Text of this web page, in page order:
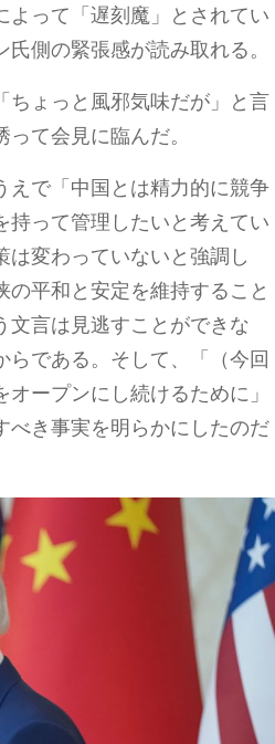
って「遅刻魔」とされてい
側の緊張感が読み取れる。
ちょっと風邪気味だが」と言
て会見に臨んだ。
えで「中国とは精力的に競争
って管理したいと考えてい
変わっていないと強調し
の平和と安定を維持すること
文言は見逃すことができな
である。そして、「（今回
ープンにし続けるために」
べき事実を明らかにしたのだ